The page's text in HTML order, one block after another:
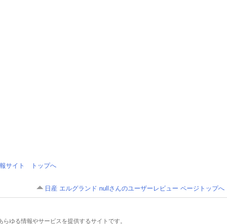
サイト トップへ
日産 エルグランド nullさんのユーザーレビュー ページトップへ
ゆる情報やサービスを提供するサイトです。